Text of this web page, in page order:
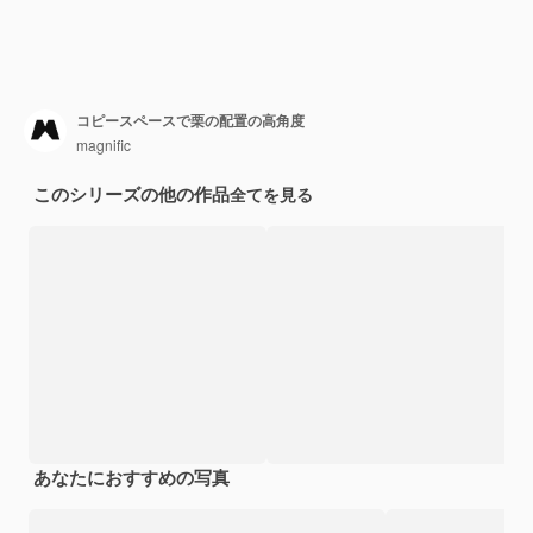
コピースペースで栗の配置の高角度
magnific
このシリーズの他の作品全てを見る
あなたにおすすめの写真